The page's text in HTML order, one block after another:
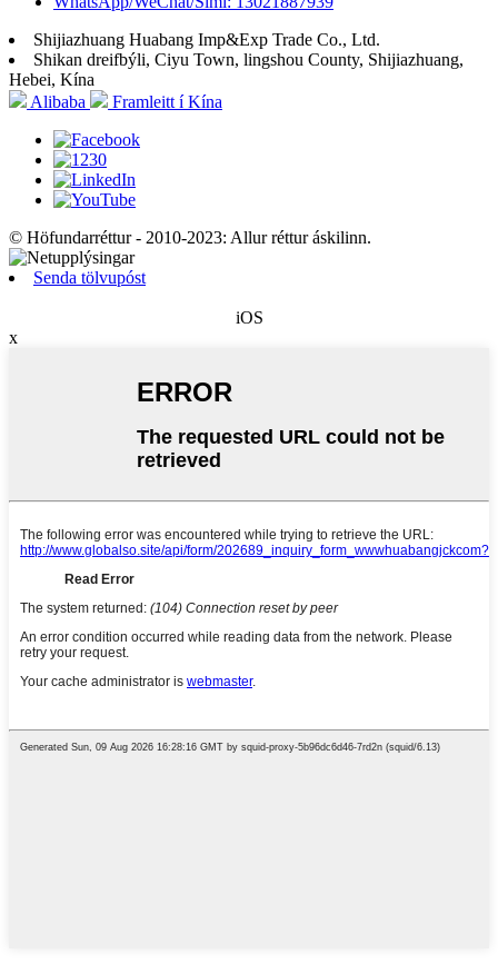
Shijiazhuang Huabang Imp&Exp Trade Co., Ltd.
Shikan dreifbýli, Ciyu Town, lingshou County, Shijiazhuang,
Hebei, Kína
Alibaba
Framleitt í Kína
© Höfundarréttur - 2010-2023: Allur réttur áskilinn.
Senda tölvupóst
iOS
x